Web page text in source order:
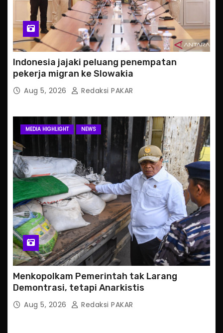
Indonesia jajaki peluang penempatan
pekerja migran ke Slowakia
Aug 5, 2026 Redaksi PAKAR
MEDIA HIGHLIGHT NEWS
Menkopolkam Pemerintah tak Larang
Demontrasi, tetapi Anarkistis
Aug 5, 2026 Redaksi PAKAR